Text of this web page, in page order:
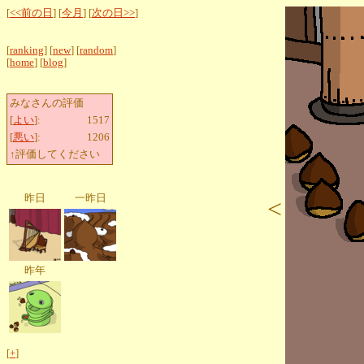
[<<前の日 ] [今月 ] [次の日>>]
[ranking] [new] [random]
[home] [blog]
みなさんの評価
[よい]:
1517
[悪い]:
1206
↑評価してください
昨日 一昨日
昨年
[+]
<